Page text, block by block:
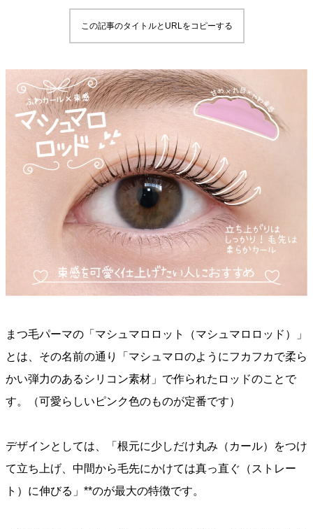
この記事のタイトルとURLをコピーする
まつ毛パーマの「マシュマロロット（マシュマロロッド）」
とは、その名前の通り「マシュマロのようにフカフカで柔ら
かい弾力のあるシリコン素材」で作られたロッドのことで
す。（可愛らしいピンク色のものが定番です）
デザインとしては、「根元に少しだけ丸み（カール）をつけ
て立ち上げ、中間から毛先にかけては真っ直ぐ（ストレー
ト）に伸びる」**のが最大の特徴です。